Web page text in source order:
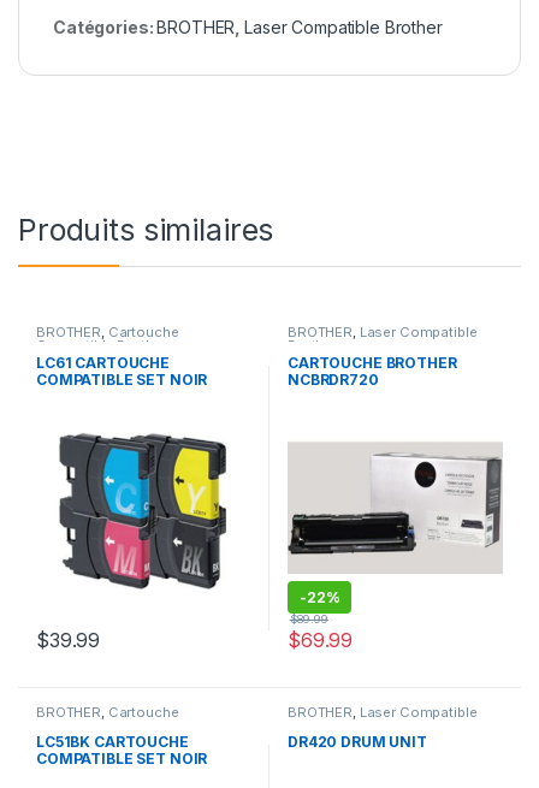
Catégories: BROTHER, Laser Compatible Brother
Produits similaires
BROTHER, Cartouche
Compatible Brother
LC61 CARTOUCHE
COMPATIBLE SET NOIR
$39.99
BROTHER, Laser Compatible
Brother
CARTOUCHE BROTHER
NCBRDR720
-22%
$69.99
$89.99
BROTHER, Cartouche
Compatible Brother
LC51BK CARTOUCHE
COMPATIBLE SET NOIR
BROTHER, Laser Compatible
DR420 DRUM UNIT